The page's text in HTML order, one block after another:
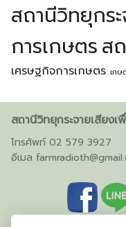
สถานีวิทยุกร
การเกษตรส
เศรษฐกิจการเกษตร เกษ
สถานีวิทยุกระจายเสียง
โทรศัพท์ 02 579 3927
อีเมล